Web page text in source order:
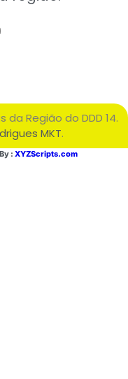
Região do DDD 14.
MKT.
: XYZScripts.com